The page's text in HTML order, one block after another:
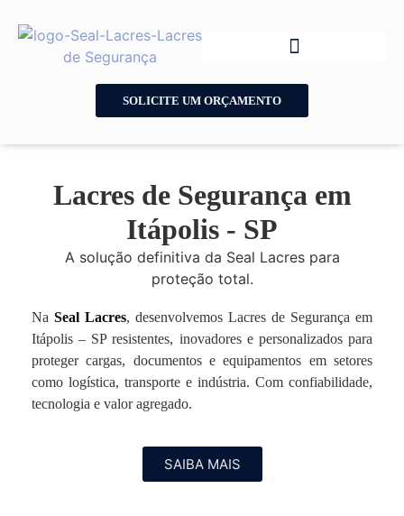
SOLICITE UM ORÇAMENTO
Lacres de Segurança em
Itápolis - SP
A solução definitiva da Seal Lacres para
proteção total.
Na Seal Lacres, desenvolvemos Lacres de Segurança em
Itápolis – SP resistentes, inovadores e personalizados para
proteger cargas, documentos e equipamentos em setores
como logística, transporte e indústria. Com confiabilidade,
tecnologia e valor agregado.
SAIBA MAIS